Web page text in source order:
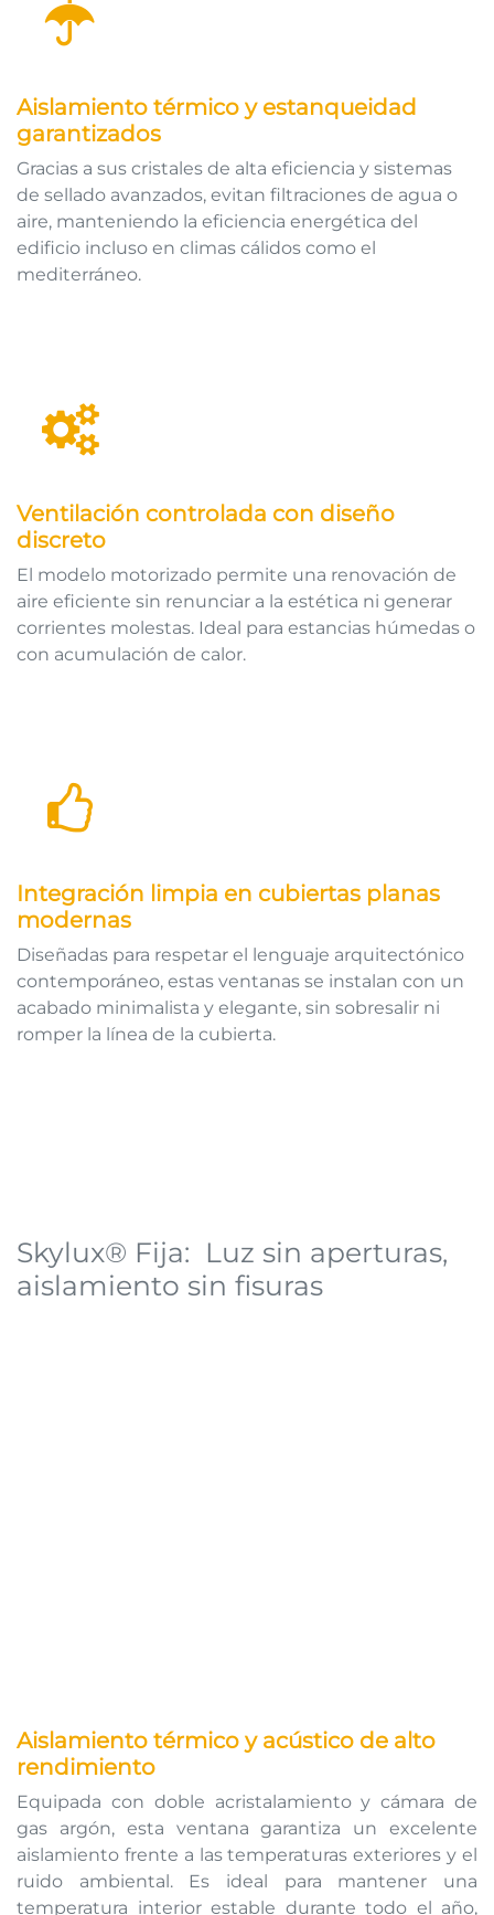
Aislamiento térmico y estanqueidad
garantizados
Gracias a sus cristales de alta eficiencia y sistemas
de sellado avanzados, evitan filtraciones de agua o
aire, manteniendo la eficiencia energética del
edificio incluso en climas cálidos como el
mediterráneo.
Ventilación controlada con diseño
discreto
El modelo motorizado permite una renovación de
aire eficiente sin renunciar a la estética ni generar
corrientes molestas. Ideal para estancias húmedas o
con acumulación de calor.
Integración limpia en cubiertas planas
modernas
Diseñadas para respetar el lenguaje arquitectónico
contemporáneo, estas ventanas se instalan con un
acabado minimalista y elegante, sin sobresalir ni
romper la línea de la cubierta.
Skylux® Fija: Luz sin aperturas,
aislamiento sin fisuras
Aislamiento térmico y acústico de alto
rendimiento
Equipada con doble acristalamiento y cámara de
gas argón, esta ventana garantiza un excelente
aislamiento frente a las temperaturas exteriores y el
ruido ambiental. Es ideal para mantener una
temperatura interior estable durante todo el año,